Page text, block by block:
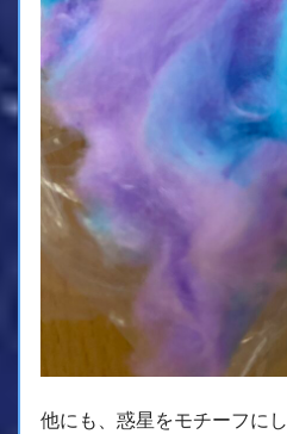
他にも、惑星をモチーフに